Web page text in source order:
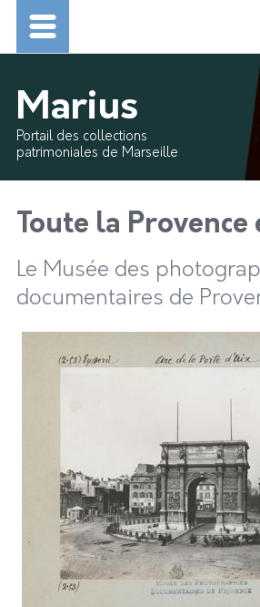
Marius
Portail des collections
patrimoniales de Marseille
Toute la Provence
Le Musée des
documentaires de